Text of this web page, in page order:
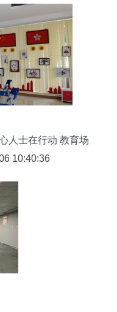
人士在行动 教育场
路
10:40:36